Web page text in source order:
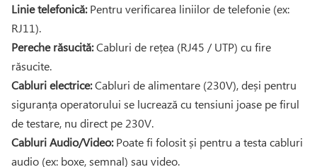
Linie telefonică:Pentru verificarea liniilor de telefonie (ex:
RJ11).
Pereche răsucită:Cabluri de rețea (RJ45 / UTP) cu fire
răsucite.
Cabluri electrice:Cabluri de alimentare (230V), deși pentru
siguranța operatorului se lucrează cu tensiuni joase pe firul
de testare, nu direct pe 230V.
Cabluri Audio/Video:Poate fi folosit și pentru a testa cabluri
audio (ex: boxe, semnal) sau video.